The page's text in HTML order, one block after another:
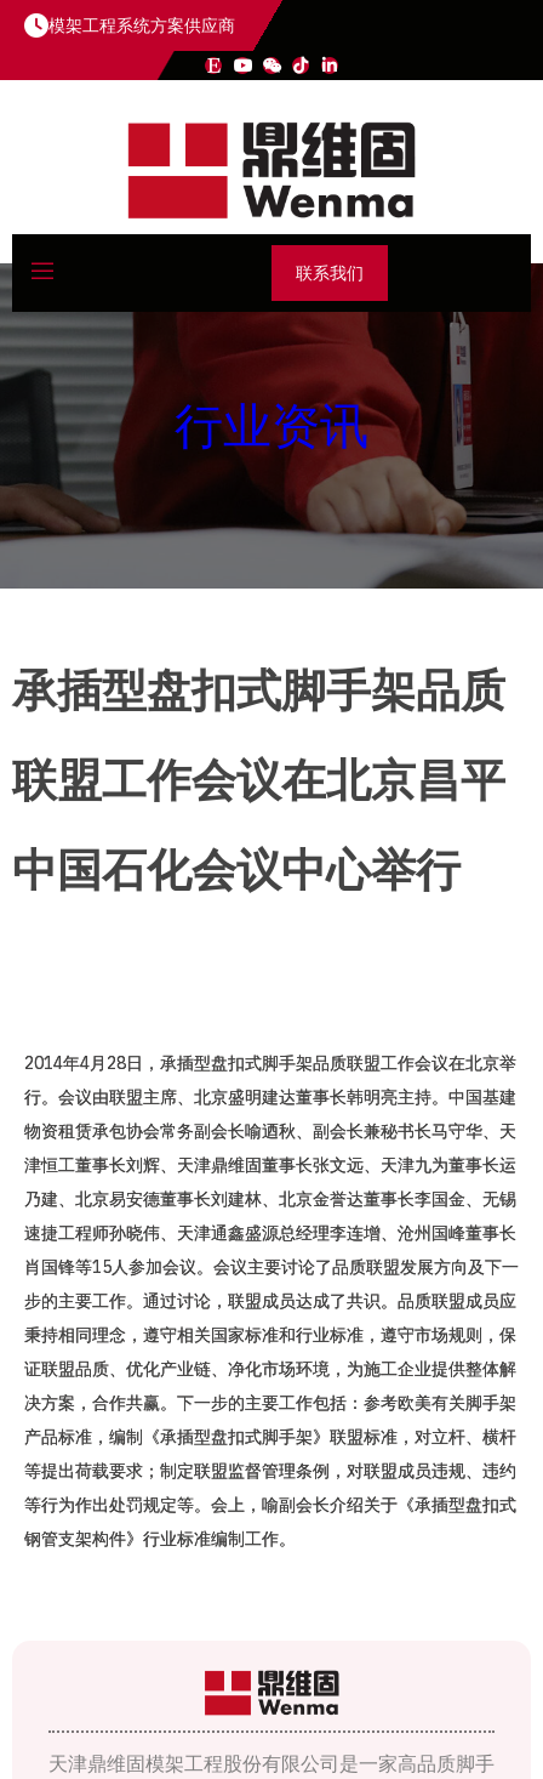
模架工程系统方案供应商
联系我们
行业资讯
承插型盘扣式脚手架品质
联盟工作会议在北京昌平
中国石化会议中心举行
2014年4月28日，承插型盘扣式脚手架品质联盟工作会议在北京举
行。会议由联盟主席、北京盛明建达董事长韩明亮主持。中国基建
物资租赁承包协会常务副会长喻迺秋、副会长兼秘书长马守华、天
津恒工董事长刘辉、天津鼎维固董事长张文远、天津九为董事长运
乃建、北京易安德董事长刘建林、北京金誉达董事长李国金、无锡
速捷工程师孙晓伟、天津通鑫盛源总经理李连增、沧州国峰董事长
肖国锋等15人参加会议。会议主要讨论了品质联盟发展方向及下一
步的主要工作。通过讨论，联盟成员达成了共识。品质联盟成员应
秉持相同理念，遵守相关国家标准和行业标准，遵守市场规则，保
证联盟品质、优化产业链、净化市场环境，为施工企业提供整体解
决方案，合作共赢。下一步的主要工作包括：参考欧美有关脚手架
产品标准，编制《承插型盘扣式脚手架》联盟标准，对立杆、横杆
等提出荷载要求；制定联盟监督管理条例，对联盟成员违规、违约
等行为作出处罚规定等。会上，喻副会长介绍关于《承插型盘扣式
钢管支架构件》行业标准编制工作。
天津鼎维固模架工程股份有限公司是一家高品质脚手